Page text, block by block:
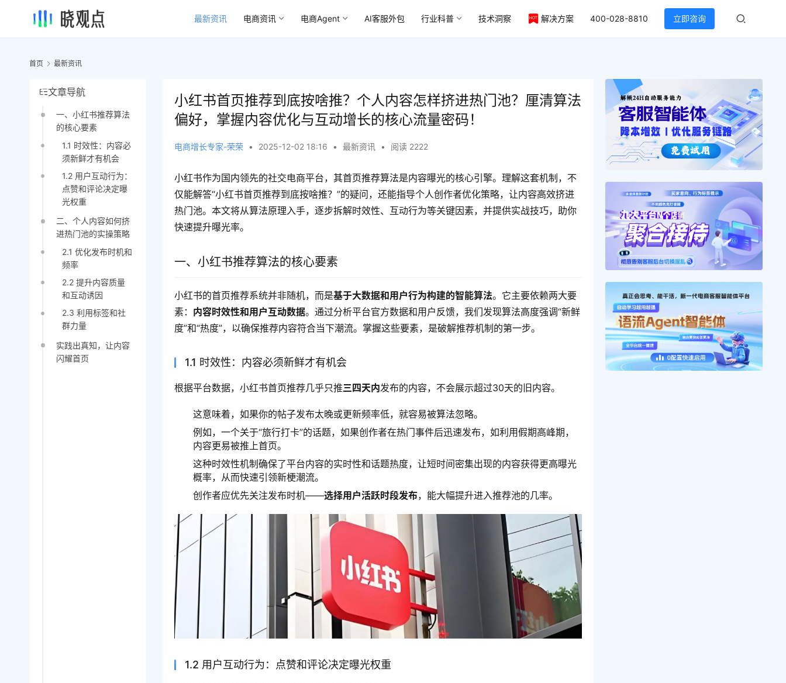
最新资讯 电商资讯 电商Agent AI客服外包 行业科普 技术洞察 解决方案 400-028-8810 立即咨询
首页 最新资讯
文章导航
一、小红书推荐算法
的核心要素
1.1 时效性：内容必
须新鲜才有机会
1.2 用户互动行为：
点赞和评论决定曝
光权重
二、个人内容如何挤
进热门池的实操策略
2.1 优化发布时机和
频率
2.2 提升内容质量
和互动诱因
2.3 利用标签和社
群力量
实践出真知，让内容
闪耀首页
小红书首页推荐到底按啥推？个人内容怎样挤进热门池？厘清算法
偏好，掌握内容优化与互动增长的核心流量密码！
电商增长专家-荣荣 • 2025-12-02 18:16 • 最新资讯 • 阅读 2222
小红书作为国内领先的社交电商平台，其首页推荐算法是内容曝光的核心引擎。理解这套机制，不
仅能解答“小红书首页推荐到底按啥推？”的疑问，还能指导个人创作者优化策略，让内容高效挤进
热门池。本文将从算法原理入手，逐步拆解时效性、互动行为等关键因素，并提供实战技巧，助你
快速提升曝光率。
一、小红书推荐算法的核心要素
小红书的首页推荐系统并非随机，而是基于大数据和用户行为构建的智能算法。它主要依赖两大要
素： 内容时效性和用户互动数据。通过分析平台官方数据和用户反馈，我们发现算法高度强调“新鲜
度”和“热度”，以确保推荐内容符合当下潮流。掌握这些要素，是破解推荐机制的第一步。
1.1 时效性：内容必须新鲜才有机会
根据平台数据，小红书首页推荐几乎只推三四天内发布的内容，不会展示超过30天的旧内容。
这意味着，如果你的帖子发布太晚或更新频率低，就容易被算法忽略。
例如，一个关于“旅行打卡”的话题，如果创作者在热门事件后迅速发布，如利用假期高峰期，
内容更易被推上首页。
这种时效性机制确保了平台内容的实时性和话题热度，让短时间密集出现的内容获得更高曝光
概率，从而快速引领新梗潮流。
创作者应优先关注发布时机——选择用户活跃时段发布，能大幅提升进入推荐池的几率。
1.2 用户互动行为：点赞和评论决定曝光权重